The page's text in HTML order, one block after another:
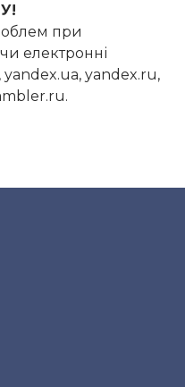
при
електронні
yandex.ua, yandex.ru,